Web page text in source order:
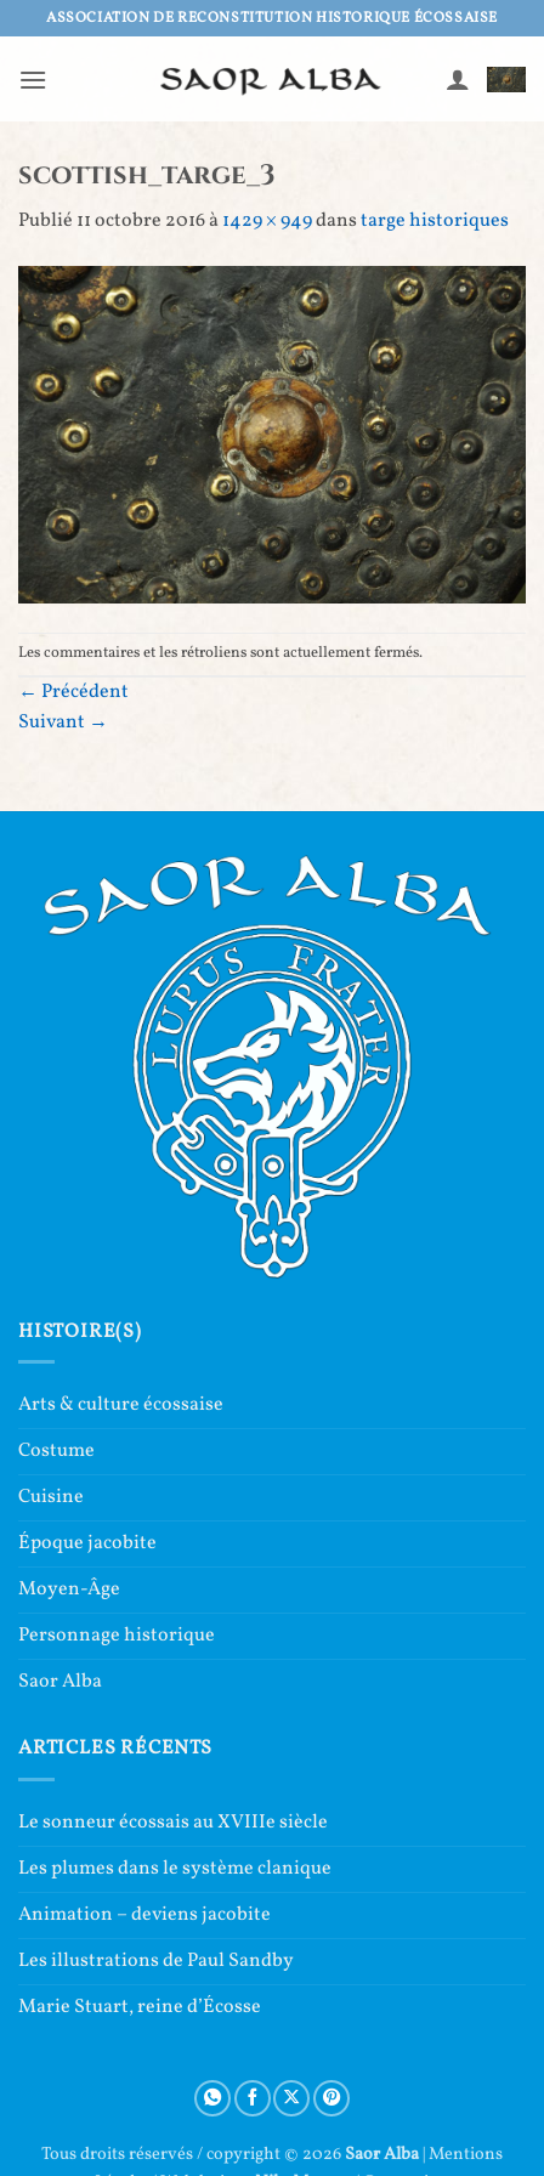
Passer
au
contenu
ASSOCIATION DE RECONSTITUTION HISTORIQUE ÉCOSSAISE
scottish_targe_3
Publié 11 octobre 2016à1429 × 949danstarge historiques
Les commentaires et les rétroliens sont actuellement fermés.
← Précédent
Suivant →
HISTOIRE(S)
Arts & culture écossaise
Costume
Cuisine
Époque jacobite
Moyen-Âge
Personnage historique
Saor Alba
ARTICLES RÉCENTS
Le sonneur écossais au XVIIIe siècle
Les plumes dans le système clanique
Animation – deviens jacobite
Les illustrations de Paul Sandby
Marie Stuart, reine d’Écosse
Tous droits réservés / copyright © 2026 Saor Alba|Mentions